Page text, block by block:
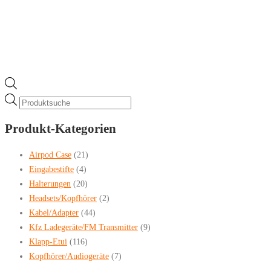
Products
Produkt-Kategorien
Airpod Case (21)
Eingabestifte (4)
Halterungen (20)
Headsets/Kopfhörer (2)
Kabel/Adapter (44)
Kfz Ladegeräte/FM Transmitter (9)
Klapp-Etui (116)
Kopfhörer/Audiogeräte (7)